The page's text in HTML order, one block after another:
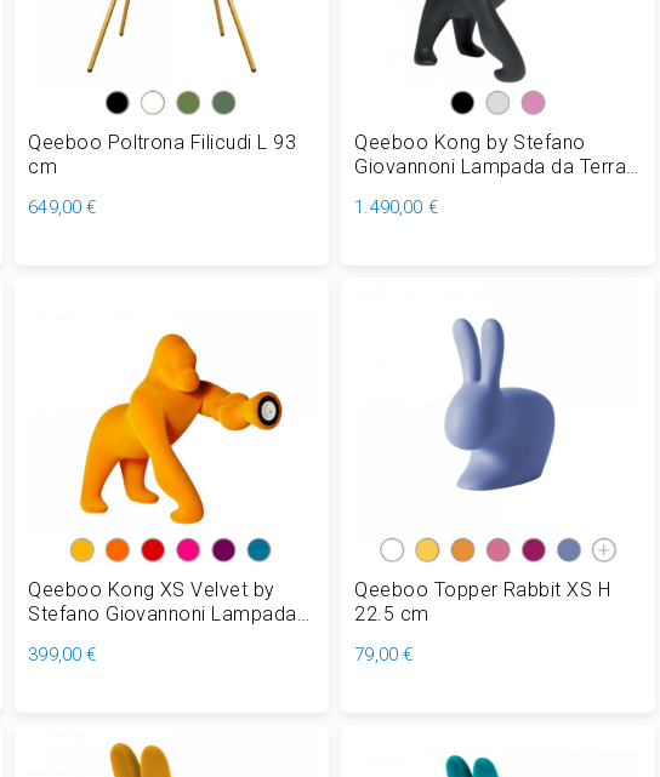
Qeeboo Poltrona Filicudi L 93
cm
649,00 €
Qeeboo Kong by Stefano
Giovannoni Lampada da Terra
cm
1.490,00 €
Qeeboo Kong XS Velvet by
Stefano Giovannoni Lampada
LED 4,5W H 53 cm
399,00 €
Qeeboo Topper Rabbit XS H
22.5 cm
79,00 €